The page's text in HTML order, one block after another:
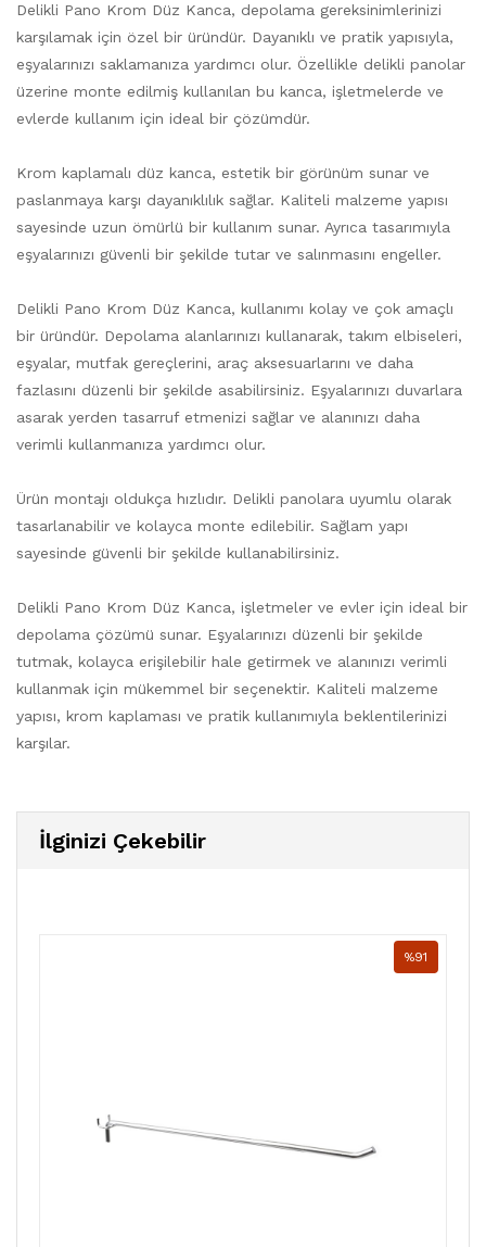
Delikli Pano Krom Düz Kanca, depolama gereksinimlerinizi
karşılamak için özel bir üründür. Dayanıklı ve pratik yapısıyla,
eşyalarınızı saklamanıza yardımcı olur. Özellikle delikli panolar
üzerine monte edilmiş kullanılan bu kanca, işletmelerde ve
evlerde kullanım için ideal bir çözümdür.
Krom kaplamalı düz kanca, estetik bir görünüm sunar ve
paslanmaya karşı dayanıklılık sağlar. Kaliteli malzeme yapısı
sayesinde uzun ömürlü bir kullanım sunar. Ayrıca tasarımıyla
eşyalarınızı güvenli bir şekilde tutar ve salınmasını engeller.
Delikli Pano Krom Düz Kanca, kullanımı kolay ve çok amaçlı
bir üründür. Depolama alanlarınızı kullanarak, takım elbiseleri,
eşyalar, mutfak gereçlerini, araç aksesuarlarını ve daha
fazlasını düzenli bir şekilde asabilirsiniz. Eşyalarınızı duvarlara
asarak yerden tasarruf etmenizi sağlar ve alanınızı daha
verimli kullanmanıza yardımcı olur.
Ürün montajı oldukça hızlıdır. Delikli panolara uyumlu olarak
tasarlanabilir ve kolayca monte edilebilir. Sağlam yapı
sayesinde güvenli bir şekilde kullanabilirsiniz.
Delikli Pano Krom Düz Kanca, işletmeler ve evler için ideal bir
depolama çözümü sunar. Eşyalarınızı düzenli bir şekilde
tutmak, kolayca erişilebilir hale getirmek ve alanınızı verimli
kullanmak için mükemmel bir seçenektir. Kaliteli malzeme
yapısı, krom kaplaması ve pratik kullanımıyla beklentilerinizi
karşılar.
İlginizi Çekebilir
%91